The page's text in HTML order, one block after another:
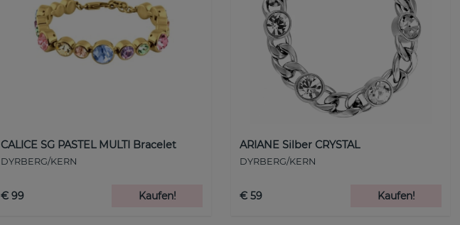
CALICE SG PASTEL MULTI Bracelet
DYRBERG/KERN
€ 99 Kaufen!
ARIANE Silber CRYSTAL
DYRBERG/KERN
€ 59 Kaufen!